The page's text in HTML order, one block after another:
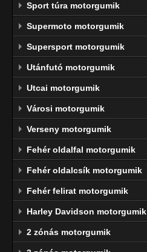
Sport túra motorgumik
Supermoto motorgumik
Supersport motorgumik
Utánfutó motorgumik
Utcai motorgumik
Városi motorgumik
Verseny motorgumik
Fehér oldalfal motorgumik
Fehér oldalcsík motorgumik
Fehér felirat motorgumik
Harley Davidson motorgumik
2 zónás motorgumik